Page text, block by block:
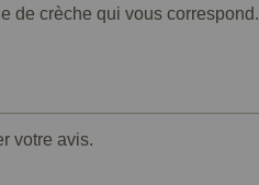
de crèche qui vous correspond.
votre avis.